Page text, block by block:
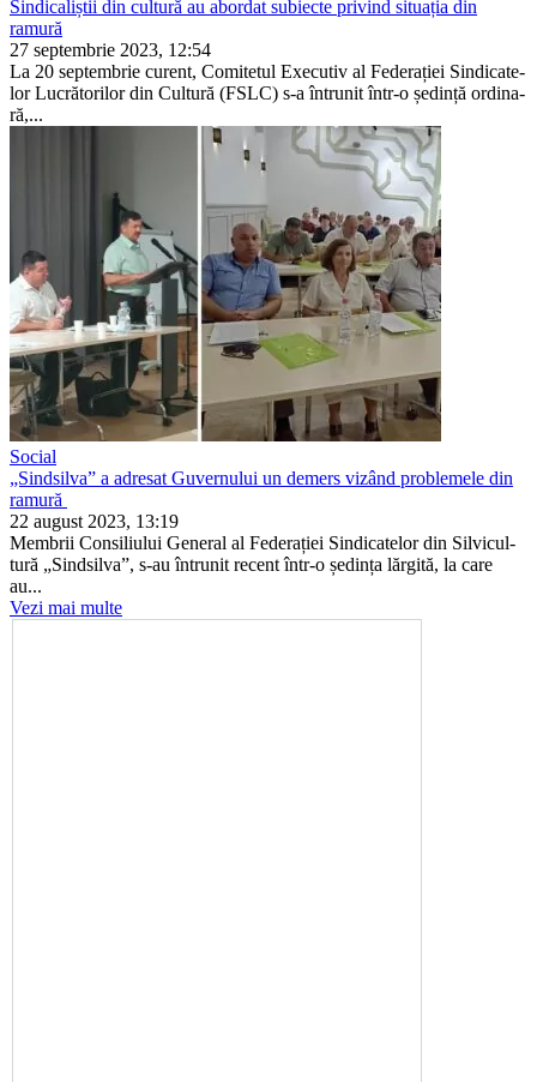
Sindicaliștii din cultură au abordat subiecte privind situația din
ramură
27 septembrie 2023, 12:54
La 20 septembrie curent, Comite­tul Executiv al Federației Sindicate­
lor Lucrătorilor din Cultură (FSLC) s-a întrunit într-o ședință ordina­
ră,...
Social
„Sindsilva” a adresat Guvernului un demers vizând problemele din
ramură
22 august 2023, 13:19
Membrii Consiliului General al Federației Sindicatelor din Silvicul­
tură „Sindsilva”, s-au întrunit re­cent într-o ședința lărgită, la care
au...
Vezi mai multe